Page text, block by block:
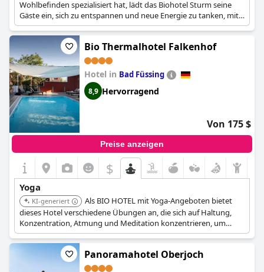
Wohlbefinden spezialisiert hat, lädt das Biohotel Sturm seine
Gäste ein, sich zu entspannen und neue Energie zu tanken, mit
Angeboten, die Yoga als Teil ihres ganzheitlichen Ansatzes
umfassen.
Bio Thermalhotel Falkenhof
Hotel in Bad Füssing
8,9 Hervorragend
Von 175 $
Preise anzeigen
$
Yoga
KI-generiert
Als BIO HOTEL mit Yoga-Angeboten bietet
dieses Hotel verschiedene Übungen an, die sich auf Haltung,
Konzentration, Atmung und Meditation konzentrieren, um
Körper, Geist und Seele zu stärken. Es bietet auch spezielle Yoga-
Retreat-Pakete an.
Panoramahotel Oberjoch